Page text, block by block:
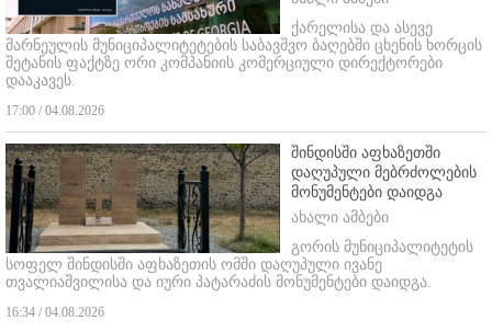
ქარელისა და ასევე
მარნეულის მუნიციპალიტეტების საბავშვო ბაღებში ცხენის ხორცის
შეტანის ფაქტზე ორი კომპანიის კომერციული დირექტორები
დააკავეს.
17:00 / 04.08.2026
შინდისში აფხაზეთში
დაღუპული მებრძოლების
მონუმენტები დაიდგა
ახალი ამბები
გორის მუნიციპალიტეტის
სოფელ შინდისში აფხაზეთის ომში დაღუპული ივანე
თვალიაშვილისა და იური პატარაძის მონუმენტები დაიდგა.
16:34 / 04.08.2026